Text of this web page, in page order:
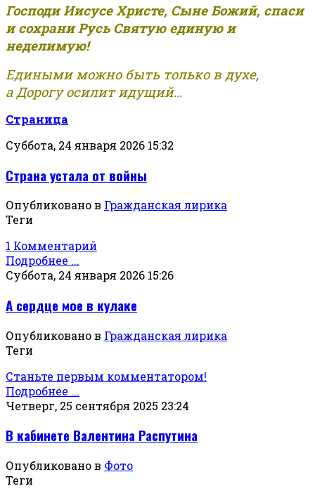
Господи Иисусе Христе, Сыне Божий, спаси
и сохрани Русь Святую единую и
неделимую!
Едиными можно быть только в духе,
а Дорогу осилит идущий...
Страница
Суббота, 24 января 2026 15:32
Страна устала от войны
Опубликовано в Гражданская лирика
Теги
1 Комментарий
Подробнее ...
Суббота, 24 января 2026 15:26
А сердце мое в кулаке
Опубликовано в Гражданская лирика
Теги
Станьте первым комментатором!
Подробнее ...
Четверг, 25 сентября 2025 23:24
В кабинете Валентина Распутина
Опубликовано в Фото
Теги